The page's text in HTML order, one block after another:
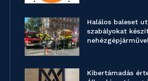
Halálos baleset
szabályokat
Kibertámadás